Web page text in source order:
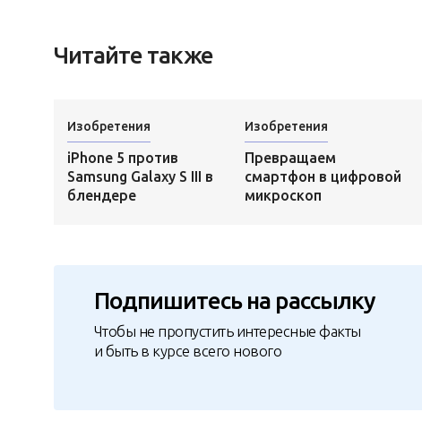
Читайте также
Изобретения
iPhone 5 против
Samsung Galaxy S III в
блендере
Изобретения
Превращаем
смартфон в цифровой
микроскоп
Подпишитесь на рассылку
Чтобы не пропустить интересные факты
и быть в курсе всего нового